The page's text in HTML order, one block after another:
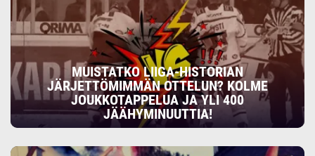
MUISTATKO LIIGA-HISTORIAN
JÄRJETTÖMIMMÄN OTTELUN? KOLME
JOUKKOTAPPELUA JA YLI 400
JÄÄHYMINUUTTIA!